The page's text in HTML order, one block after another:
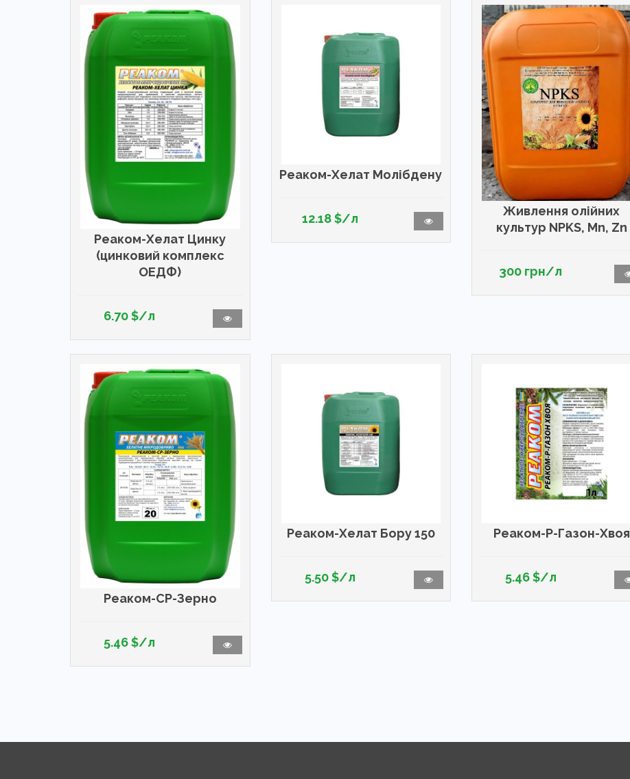
Реаком-Хелат Цинку
(цинковий комплекс
ОЕДФ)
6.70 $/л
Реаком-Хелат Молібдену
12.18 $/л
Живлення олійних
культур NPKS, Mn, Zn
300 грн/л
Реаком-СР-Зерно
5.46 $/л
Реаком-Хелат Бору 150
5.50 $/л
Реаком-Р-Газон-Хвоя
5.46 $/л